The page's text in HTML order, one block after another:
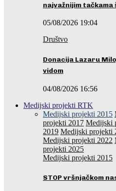
najvažnijim
05/08/2026 19:04
Društvo
Donacija Lazaru
vidom
04/08/2026 16:56
Medijski projekti RTK
Medijski projekti 2015
projekti 2017 Medijski
2019 Medijski projekti
Medijski projekti 2022
projekti 2025
Medijski projekti 2015
STOP vršnjačkom